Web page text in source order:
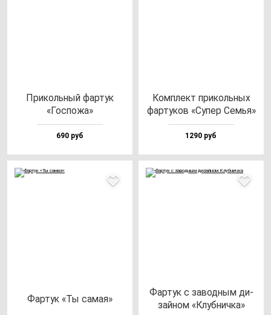
При­коль­ный фар­тук
«Гос­по­жа»
690 руб
Ком­плект при­коль­ных
фар­ту­ков «Супер Семья»
1290 руб
Фар­тук «Ты са­мая»
Фар­тук с за­вод­ным ди­
зай­ном «Клуб­нич­ка»